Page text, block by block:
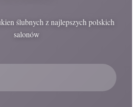
ślubnych z najlepszych polskich
salonów